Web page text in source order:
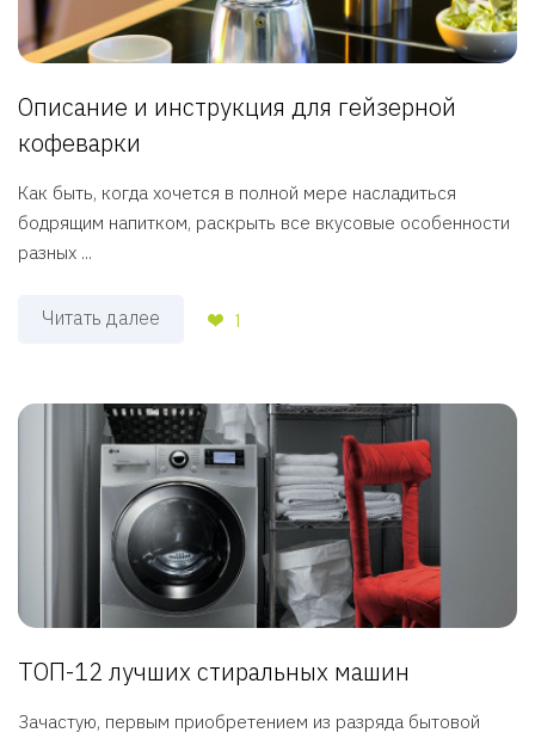
Описание и инструкция для гейзерной
кофеварки
Как быть, когда хочется в полной мере насладиться
бодрящим напитком, раскрыть все вкусовые особенности
разных ...
Читать далее 1
ТОП-12 лучших стиральных машин
Зачастую, первым приобретением из разряда бытовой